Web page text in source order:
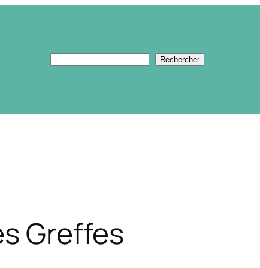
Rechercher Rechercher
Greffes